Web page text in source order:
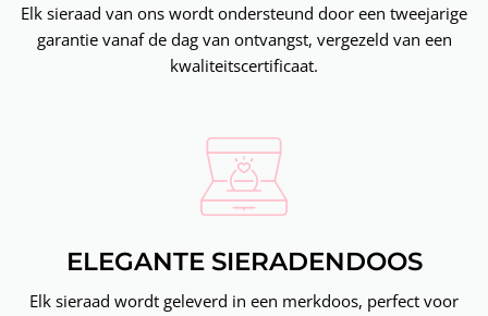
Elk sieraad van ons wordt ondersteund door een tweejarige
garantie vanaf de dag van ontvangst, vergezeld van een
kwaliteitscertificaat.
ELEGANTE SIERADENDOOS
Elk sieraad wordt geleverd in een merkdoos, perfect voor